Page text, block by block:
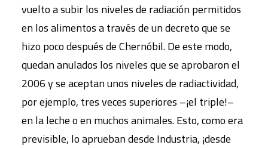
vuelto a subir los niveles de radiación permitidos
en los alimentos a través de un decreto que se
hizo poco después de Chernóbil. De este modo,
quedan anulados los niveles que se aprobaron el
2006 y se aceptan unos niveles de radiactividad,
por ejemplo, tres veces superiores –¡el triple!–
en la leche o en muchos animales. Esto, como era
previsible, lo aprueban desde Industria, ¡desde